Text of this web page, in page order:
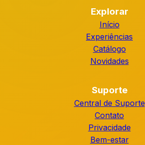
Explorar
Início
Experiências
Catálogo
Novidades
Suporte
Central de Suporte
Contato
Privacidade
Bem-estar